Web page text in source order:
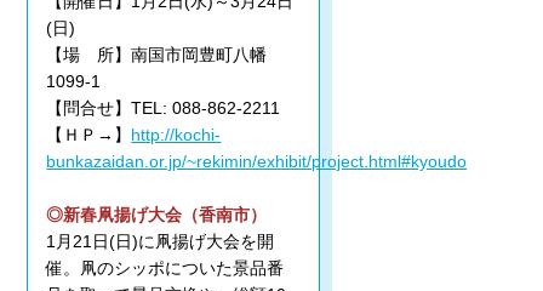
(日)
【場 所】南国市岡豊町八幡
1099-1
【問合せ】TEL: 088-862-2211
【ＨＰ→】 http://kochi-
bunkazaidan.or.jp/~rekimin/exhibit/project.html#kyoudo
◎新春凧揚げ大会（香南市）
1月21日(日)に凧揚げ大会を開
催。凧のシッポについた景品番